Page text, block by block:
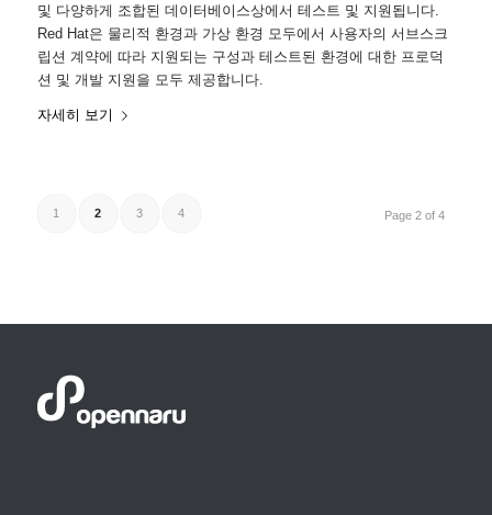
및 다양하게 조합된 데이터베이스상에서 테스트 및 지원됩니다.
Red Hat은 물리적 환경과 가상 환경 모두에서 사용자의 서브스크
립션 계약에 따라 지원되는 구성과 테스트된 환경에 대한 프로덕
션 및 개발 지원을 모두 제공합니다.
자세히 보기
Page 2 of 4
1 2 3 4